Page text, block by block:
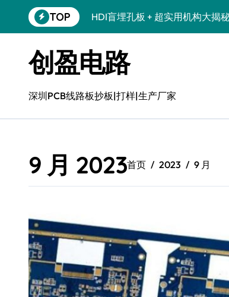
到
TOP
HDI盲埋孔板 + 超实用机构大揭
六层二阶HDI线路板哪个公司经
一阶hdi六层板哪个机构好？专
好用的HDI盲埋孔板推荐：专业
HDI盲埋孔板，揭秘靠谱之选，
创盈电路
深圳PCB线路板抄板|打样|生产厂家
9 月 2023首页 2023 9 月